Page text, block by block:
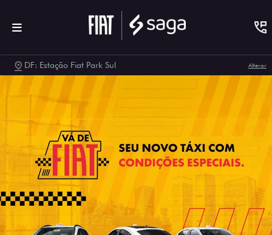
DF: Estação Fiat Park Sul Alterar